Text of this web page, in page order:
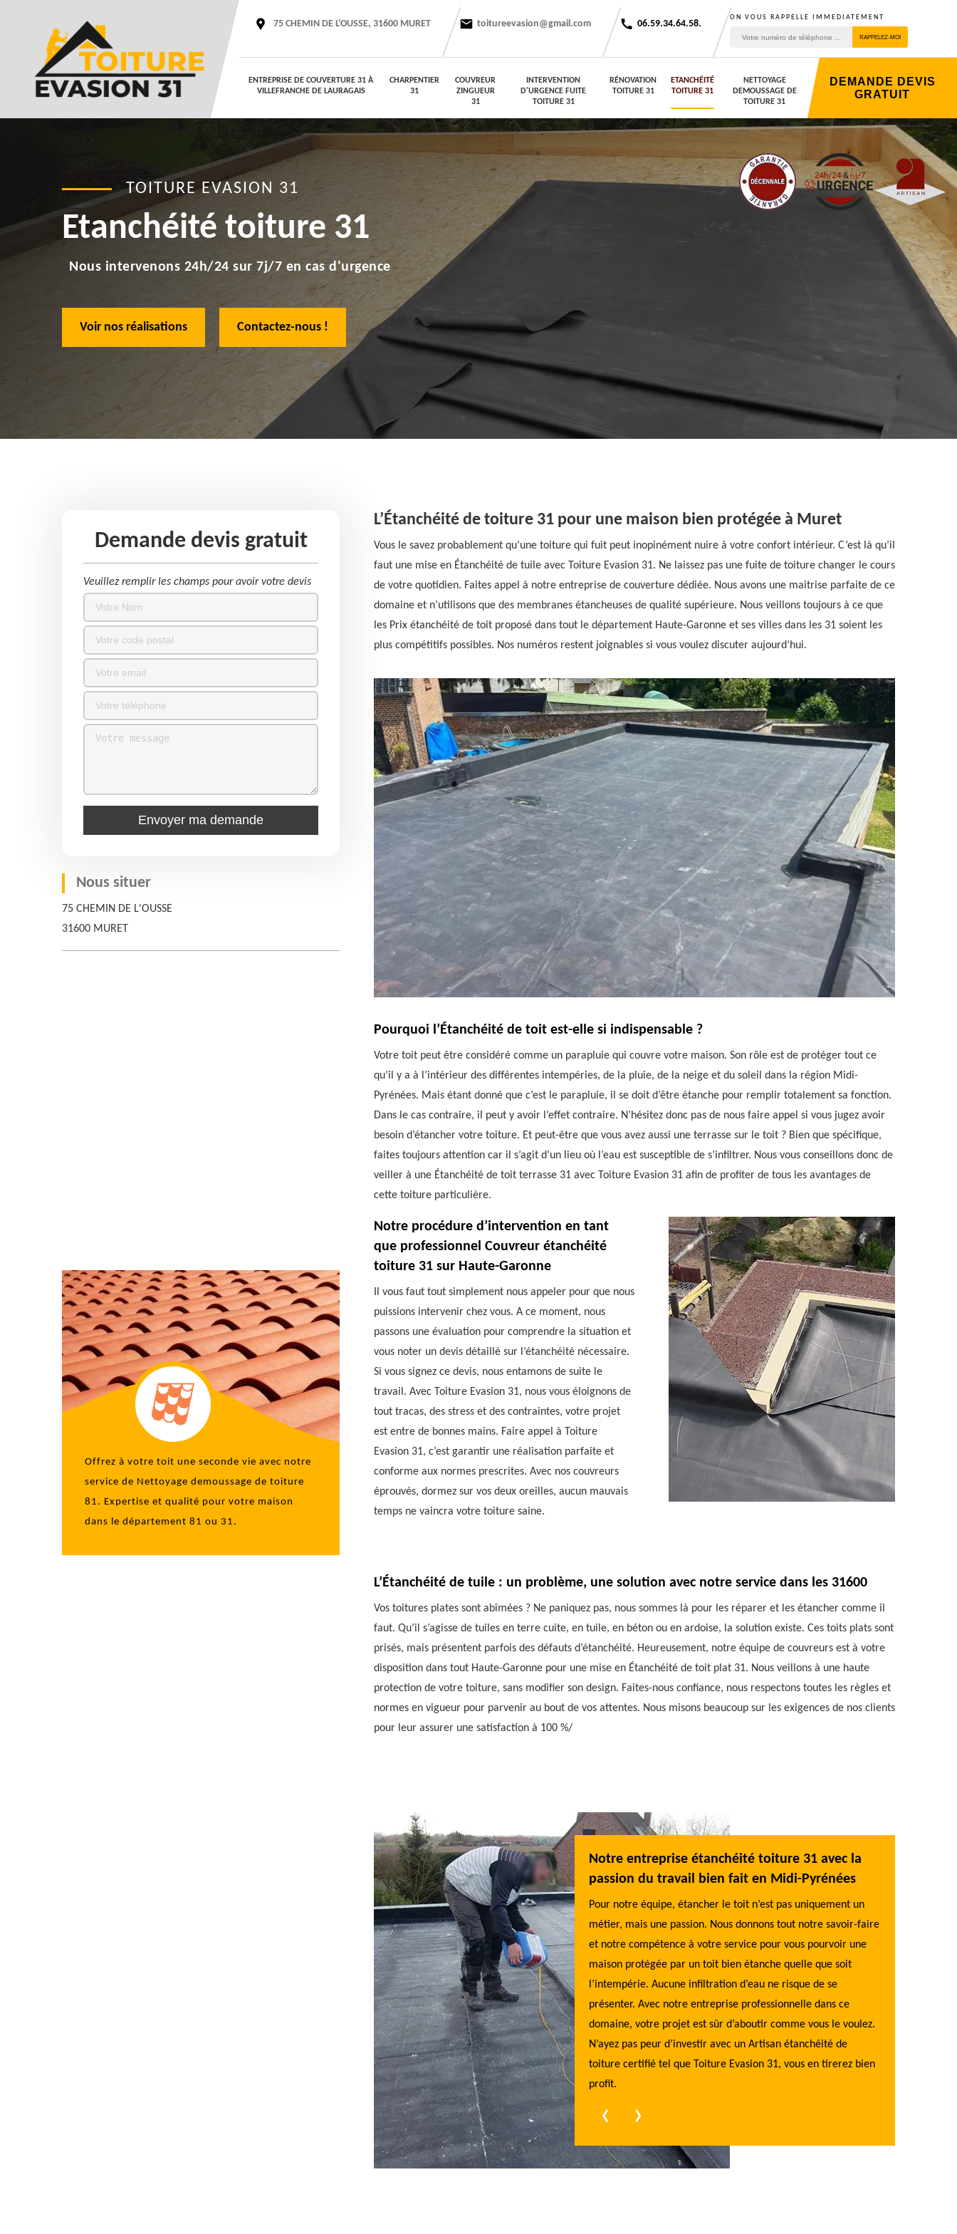
75 CHEMIN DE L'OUSSE, 31600 MURET toitureevasion@gmail.com 06.59.34.64.58.
ON VOUS RAPPELLE IMMEDIATEMENT
ENTREPRISE DE COUVERTURE 31 À
VILLEFRANCHE DE LAURAGAIS
CHARPENTIER
31
COUVREUR
ZINGUEUR
31
INTERVENTION
D'URGENCE FUITE
TOITURE 31
RÉNOVATION
TOITURE 31
ETANCHÉITÉ
TOITURE 31
NETTOYAGE
DEMOUSSAGE DE
TOITURE 31
DEMANDE DEVIS
GRATUIT
TOITURE EVASION 31
Etanchéité toiture 31
Nous intervenons 24h/24 sur 7j/7 en cas d'urgence
Voir nos réalisations Contactez-nous !
Demande devis gratuit
Veuillez remplir les champs pour avoir votre devis
Nous situer
75 CHEMIN DE L'OUSSE
31600 MURET
Offrez à votre toit une seconde vie avec notre
service de Nettoyage demoussage de toiture
81 . Expertise et qualité pour votre maison
dans le département 81 ou 31.
L’Étanchéité de toiture 31 pour une maison bien protégée à Muret
Vous le savez probablement qu’une toiture qui fuit peut inopinément nuire à votre confort intérieur. C’est là qu’il
faut une mise en Étanchéité de tuile avec Toiture Evasion 31. Ne laissez pas une fuite de toiture changer le cours
de votre quotidien. Faites appel à notre entreprise de couverture dédiée. Nous avons une maitrise parfaite de ce
domaine et n’utilisons que des membranes étancheuses de qualité supérieure. Nous veillons toujours à ce que
les Prix étanchéité de toit proposé dans tout le département Haute-Garonne et ses villes dans les 31 soient les
plus compétitifs possibles. Nos numéros restent joignables si vous voulez discuter aujourd’hui.
Pourquoi l’Étanchéité de toit est-elle si indispensable ?
Votre toit peut être considéré comme un parapluie qui couvre votre maison. Son rôle est de protéger tout ce
qu’il y a à l’intérieur des différentes intempéries, de la pluie, de la neige et du soleil dans la région Midi-
Pyrénées. Mais étant donné que c’est le parapluie, il se doit d’être étanche pour remplir totalement sa fonction.
Dans le cas contraire, il peut y avoir l’effet contraire. N’hésitez donc pas de nous faire appel si vous jugez avoir
besoin d’étancher votre toiture. Et peut-être que vous avez aussi une terrasse sur le toit ? Bien que spécifique,
faites toujours attention car il s’agit d’un lieu où l’eau est susceptible de s’infiltrer. Nous vous conseillons donc de
veiller à une Étanchéité de toit terrasse 31 avec Toiture Evasion 31 afin de profiter de tous les avantages de
cette toiture particulière.
Notre procédure d’intervention en tant
que professionnel Couvreur étanchéité
toiture 31 sur Haute-Garonne
Il vous faut tout simplement nous appeler pour que nous
puissions intervenir chez vous. A ce moment, nous
passons une évaluation pour comprendre la situation et
vous noter un devis détaillé sur l’étanchéité nécessaire.
Si vous signez ce devis, nous entamons de suite le
travail. Avec Toiture Evasion 31, nous vous éloignons de
tout tracas, des stress et des contraintes, votre projet
est entre de bonnes mains. Faire appel à Toiture
Evasion 31, c’est garantir une réalisation parfaite et
conforme aux normes prescrites. Avec nos couvreurs
éprouvés, dormez sur vos deux oreilles, aucun mauvais
temps ne vaincra votre toiture saine.
L’Étanchéité de tuile : un problème, une solution avec notre service dans les 31600
Vos toitures plates sont abîmées ? Ne paniquez pas, nous sommes là pour les réparer et les étancher comme il
faut. Qu’il s’agisse de tuiles en terre cuite, en tuile, en béton ou en ardoise, la solution existe. Ces toits plats sont
prisés, mais présentent parfois des défauts d’étanchéité. Heureusement, notre équipe de couvreurs est à votre
disposition dans tout Haute-Garonne pour une mise en Étanchéité de toit plat 31. Nous veillons à une haute
protection de votre toiture, sans modifier son design. Faites-nous confiance, nous respectons toutes les règles et
normes en vigueur pour parvenir au bout de vos attentes. Nous misons beaucoup sur les exigences de nos clients
pour leur assurer une satisfaction à 100 %/
Avoir un Devis étanchéité toiture 31 de Toiture
Evasion 31 pour une transparence totale
Toujours, avant les travaux, nous vous notifions un devis
personnalisé, clair et sans engagement pour le projet. De cette
façon, vous savez précisément combien vous allez débourser,
sans risque de frais supplémentaires au paiement. Certes, la
qualité a un prix, mais avec Toiture Evasion 31, un excellent
rapport qualité-prix est pourvu partout en Midi-Pyrénées. Bref,
même si nous ne pouvons pas vous gratifier, nous vous
facturons un tout petit Tarif étanchéité toiture 31 pour votre
sécurité et votre confort à la maison, grâce à une toiture
Notre entreprise étanchéité toiture 31 avec la
passion du travail bien fait en Midi-Pyrénées
Pour notre équipe, étancher le toit n’est pas uniquement un
métier, mais une passion. Nous donnons tout notre savoir-faire
et notre compétence à votre service pour vous pourvoir une
maison protégée par un toit bien étanche quelle que soit
l’intempérie. Aucune infiltration d’eau ne risque de se
présenter. Avec notre entreprise professionnelle dans ce
domaine, votre projet est sûr d’aboutir comme vous le voulez.
N’ayez pas peur d’investir avec un Artisan étanchéité de
toiture certifié tel que Toiture Evasion 31, vous en tirerez bien
profit.
‹ ›